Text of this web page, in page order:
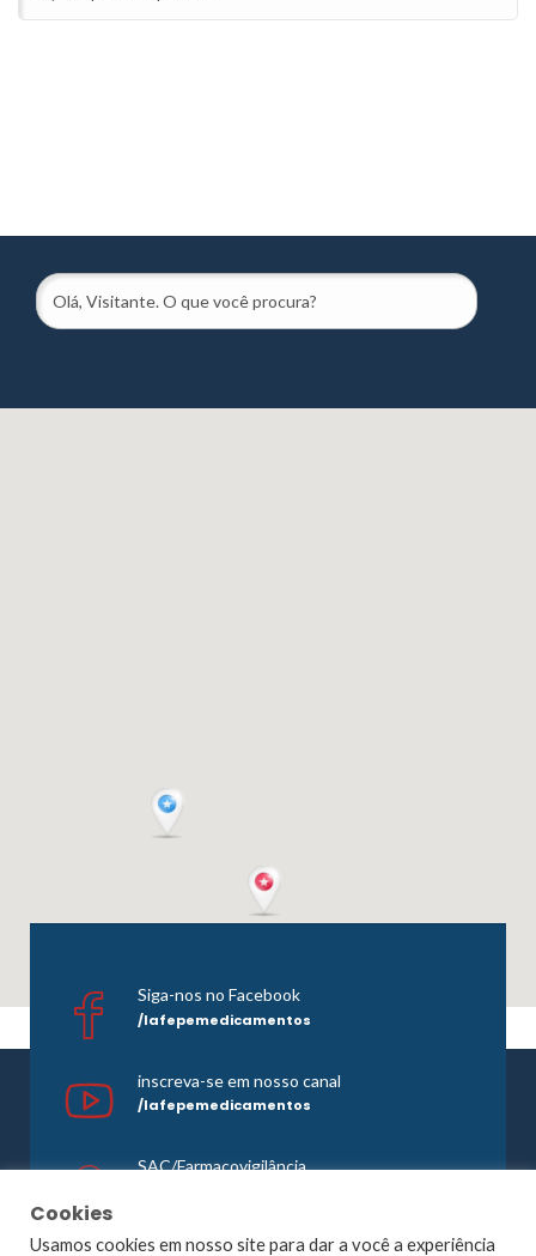
Siga-nos no Facebook
/lafepemedicamentos
inscreva-se em nosso canal
/lafepemedicamentos
SAC/Farmacovigilância
Cookies
Usamos cookies em nosso site para dar a você a experiência